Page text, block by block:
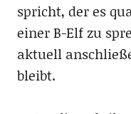
spricht, der es
einer B-Elf zu
aktuell
bleibt.